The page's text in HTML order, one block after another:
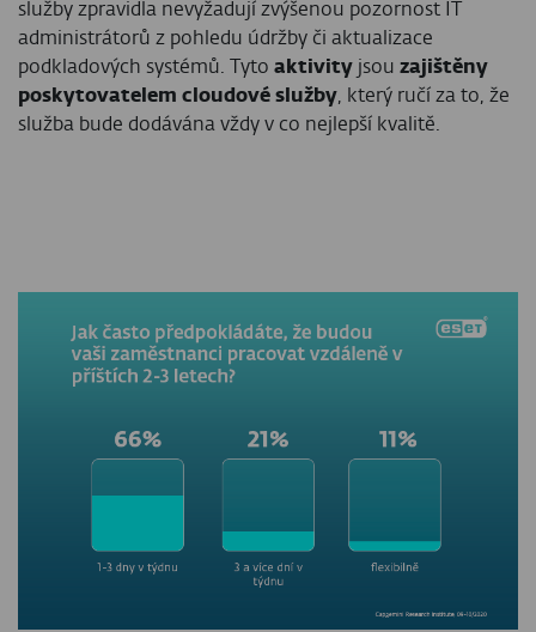
služby zpravidla nevyžadují zvýšenou pozornost IT
administrátorů z pohledu údržby či aktualizace
podkladových systémů. Tyto aktivity jsou zajištěny
poskytovatelem cloudové služby, který ručí za to, že
služba bude dodávána vždy v co nejlepší kvalitě.